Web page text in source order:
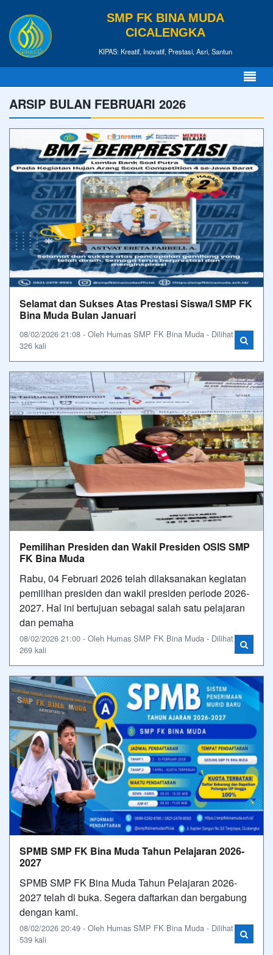
SMP FK BINA MUDA
CICALENGKA
KIPAS: Kreatif, Inovatif, Prestasi, Asri, Santun
ARSIP BULAN FEBRUARI 2026
Selamat dan Sukses Atas Prestasi Siswa/I SMP FK
Bina Muda Bulan Januari
08/02/2026 21:08 - Oleh Humas SMP FK Bina Muda - Dilihat
326 kali
Pemilihan Presiden dan Wakil Presiden OSIS SMP
FK Bina Muda
Rabu, 04 Februari 2026 telah dilaksanakan kegiatan
pemilihan presiden dan wakil presiden periode 2026-
2027. Hal ini bertujuan sebagai salah satu pelajaran
dan pemaha
08/02/2026 21:00 - Oleh Humas SMP FK Bina Muda - Dilihat
269 kali
SPMB SMP FK Bina Muda Tahun Pelajaran 2026-
2027
SPMB SMP FK Bina Muda Tahun Pelajaran 2026-
2027 telah di buka. Segera daftarkan dan bergabung
dengan kami.
08/02/2026 20:49 - Oleh Humas SMP FK Bina Muda - Dilihat
539 kali